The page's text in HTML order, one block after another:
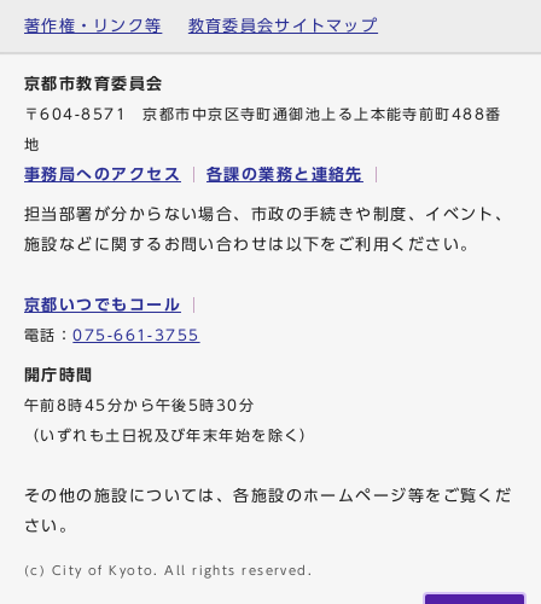
著作権・リンク等 教育委員会サイトマップ
京都市教育委員会
〒604-8571 京都市中京区寺町通御池上る上本能寺前町488番
地
事務局へのアクセス 各課の業務と連絡先
担当部署が分からない場合、市政の手続きや制度、イベント、
施設などに関するお問い合わせは以下をご利用ください。
京都いつでもコール
電話：075-661-3755
開庁時間
午前8時45分から午後5時30分
（いずれも土日祝及び年末年始を除く）
その他の施設については、各施設のホームページ等をご覧くだ
さい。
(c) City of Kyoto. All rights reserved.